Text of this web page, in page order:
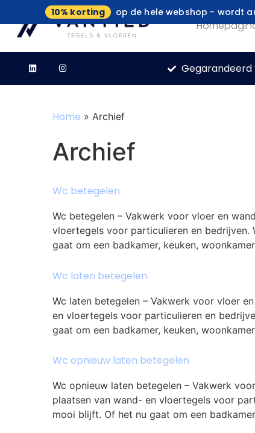
10% korting op de hele webshop - wordt
Gegarandeerd
Home » Archief
Archief
Wc betegelen
Wc betegelen – Vakwerk voor vloer en
vloertegels voor particulieren en
gaat om een badkamer, keuken,
Wc laten betegelen
Wc laten betegelen – Vakwerk voor vloer
en vloertegels voor particulieren en
gaat om een badkamer, keuken,
Wc opnieuw laten betegelen
Wc opnieuw laten betegelen – Vakwerk
plaatsen van wand- en vloertegels voor
mooi blijft. Of het nu gaat om een